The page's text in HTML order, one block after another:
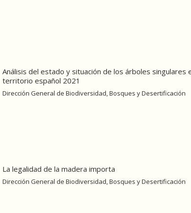
Análisis del estado y situación de los árboles singulares
territorio español 2021
Dirección General de Biodiversidad, Bosques y Desertificación
La legalidad de la madera importa
Dirección General de Biodiversidad, Bosques y Desertificación